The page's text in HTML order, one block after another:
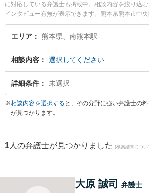
に対応している弁護士も掲載中。相談内容を絞り込む
インタビュー有無が表示できます。熊本県熊本市中
阿蘇高原線沿線の駅です。より多くの弁護士から探
や同一路線のより大きな駅も追加選択して探すと良
辺に事務所を構える弁護士に面談予約したい』『自
実績豊富な南熊本駅近くの弁護士を検索したい』『
律相談できる南熊本駅付近の弁護士に面談予約した
エリア 熊本県、南熊本駅
相談内容 選択してください
詳細条件 未選択
※相談内容を選択する と、その分野に強い弁護士の
が見つかります。
1 人の弁護士が見つかりました (検索結果につい
大原 誠司 弁護士